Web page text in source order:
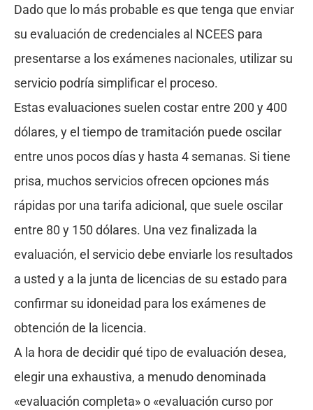
Dado que lo más probable es que tenga que enviar
su evaluación de credenciales al NCEES para
presentarse a los exámenes nacionales, utilizar su
servicio podría simplificar el proceso.
Estas evaluaciones suelen costar entre 200 y 400
dólares, y el tiempo de tramitación puede oscilar
entre unos pocos días y hasta 4 semanas. Si tiene
prisa, muchos servicios ofrecen opciones más
rápidas por una tarifa adicional, que suele oscilar
entre 80 y 150 dólares. Una vez finalizada la
evaluación, el servicio debe enviarle los resultados
a usted y a la junta de licencias de su estado para
confirmar su idoneidad para los exámenes de
obtención de la licencia.
A la hora de decidir qué tipo de evaluación desea,
elegir una exhaustiva, a menudo denominada
«evaluación completa» o «evaluación curso por